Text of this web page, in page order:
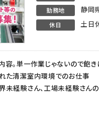
勤務地 静岡
休日 土日
。単一作業じゃないので飽き
た清潔室内環境でのお仕事
経験さん、工場未経験さん